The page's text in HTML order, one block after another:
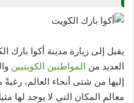
يقبل إلى زيارة مدينة أكوا بارك
العديد من المواطنين الكويتيين
إليها من شتى أنحاء العالم،
معالم المكان التي لا يوجد لها